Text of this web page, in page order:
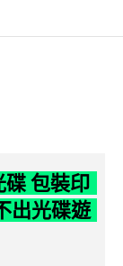
包裝印
出光碟遊